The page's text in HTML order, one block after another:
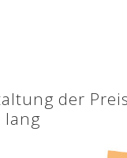
der
lang